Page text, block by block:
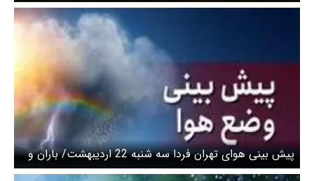
تا ۶ درجه
پیش بینی هوای تهران فردا سه شنبه 22 اردیبهشت/ باران و
رعد و برق از اواخر وقت سه‌شنبه